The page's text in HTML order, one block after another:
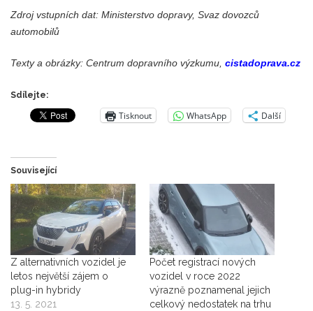
Zdroj vstupních dat: Ministerstvo dopravy, Svaz dovozců
automobilů
Texty a obrázky: Centrum dopravního výzkumu, cistadoprava.cz
Sdílejte:
Tisknout WhatsApp Další
Související
Z alternativních vozidel je
letos největší zájem o
plug-in hybridy
13. 5. 2021
Počet registrací nových
vozidel v roce 2022
výrazně poznamenal jejich
celkový nedostatek na trhu